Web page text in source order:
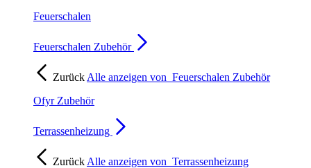
Feuerschalen
Feuerschalen Zubehör
Zurück Alle anzeigen von Feuerschalen Zubehör
Ofyr Zubehör
Terrassenheizung
Zurück Alle anzeigen von Terrassenheizung